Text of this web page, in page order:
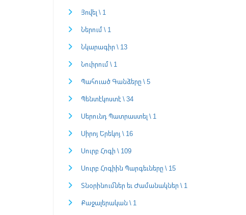
Յովել \ 1
Ներում \ 1
Նկարագիր \ 13
Նուիրում \ 1
Պահուած Գանձերը \ 5
Պենտէկոստէ \ 34
Սերունդ Պատրաստել \ 1
Սիրոյ Երեկոյ \ 16
Սուրբ Հոգի \ 109
Սուրբ Հոգիին Պարգեւները \ 15
Տնօրինումներ եւ Ժամանակներ \ 1
Քաջալերական \ 1